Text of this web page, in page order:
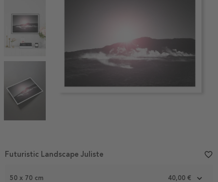
Item
50 x 70 cm 40,00 €
Futuristic Landscape Juliste favorite_border